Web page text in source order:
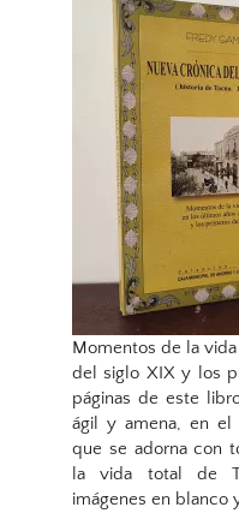
Momentos de la
del siglo XIX y los
páginas de este
ágil y amena, en el
que se adorna con
la vida total de
imágenes en blanco